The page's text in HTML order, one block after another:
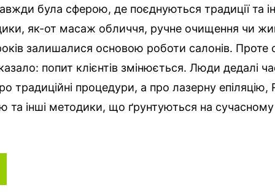
була сферою, де поєднуються традиції та
як-от масаж обличчя, ручне очищення чи
залишалися основою роботи салонів. Проте
попит клієнтів змінюється. Люди дедалі
традиційні процедури, а про лазерну епіляцію,
та інші методики, що ґрунтуються на сучасному